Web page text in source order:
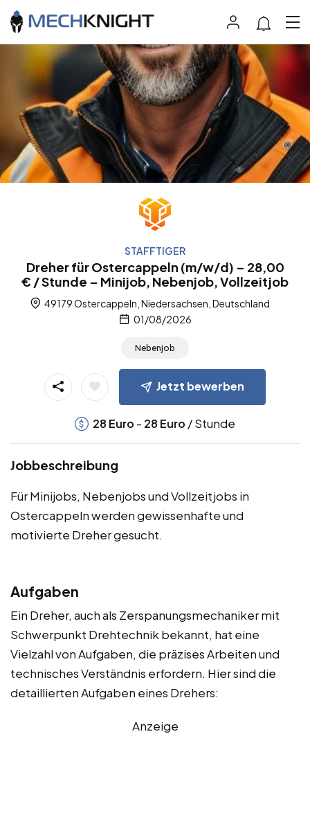
STAFFTIGER
Dreher für Ostercappeln (m/w/d) – 28,00
€ / Stunde – Minijob, Nebenjob, Vollzeitjob
49179 Ostercappeln, Niedersachsen, Deutschland
01/08/2026
Nebenjob
Jetzt bewerben
28 Euro - 28 Euro / Stunde
Jobbeschreibung
Für Minijobs, Nebenjobs und Vollzeitjobs in
Ostercappeln werden gewissenhafte und
motivierte Dreher gesucht.
Aufgaben
Ein Dreher, auch als Zerspanungsmechaniker mit
Schwerpunkt Drehtechnik bekannt, hat eine
Vielzahl von Aufgaben, die präzises Arbeiten und
technisches Verständnis erfordern. Hier sind die
detaillierten Aufgaben eines Drehers:
Anzeige